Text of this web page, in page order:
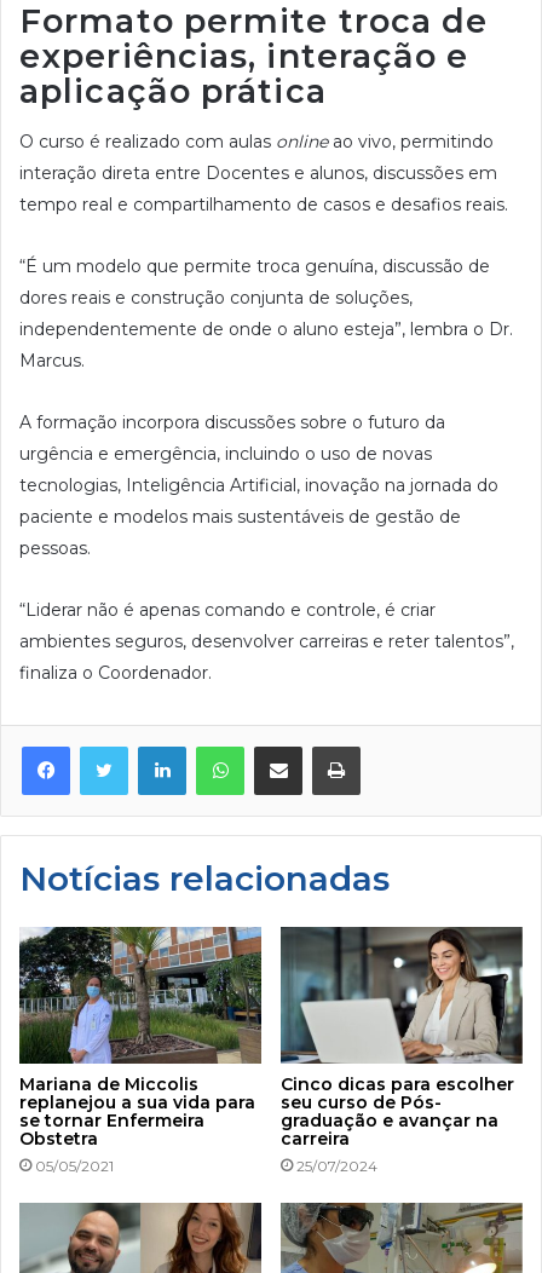
Formato permite troca de
experiências, interação e
aplicação prática
O curso é realizado com aulas onlineao vivo, permitindo
interação direta entre Docentes e alunos, discussões em
tempo real e compartilhamento de casos e desafios reais.
“É um modelo que permite troca genuína, discussão de
dores reais e construção conjunta de soluções,
independentemente de onde o aluno esteja”, lembra o Dr.
Marcus.
A formação incorpora discussões sobre o futuro da
urgência e emergência, incluindo o uso de novas
tecnologias, Inteligência Artificial, inovação na jornada do
paciente e modelos mais sustentáveis de gestão de
pessoas.
“Liderar não é apenas comando e controle, é criar
ambientes seguros, desenvolver carreiras e reter talentos”,
finaliza o Coordenador.
Linkedin WhatsApp
Notícias relacionadas
Mariana de Miccolis
replanejou a sua vida para
se tornar Enfermeira
Obstetra
05/05/2021
Cinco dicas para escolher
seu curso de Pós-
graduação e avançar na
carreira
25/07/2024